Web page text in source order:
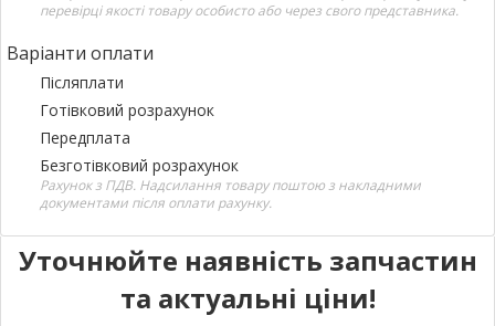
перевірці якості товару особисто або через свого представника.
Варіанти оплати
Післяплати
Готівковий розрахунок
Передплата
Безготівковий розрахунок
Рахунок з ПДВ. Надсилання товару поштою з накладними
документами після оплати рахунку.
Уточнюйте наявність запчастин
та актуальні ціни!